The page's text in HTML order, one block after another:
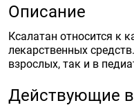
Описание
Ксалатан относится к
лекарственных
взрослых, так и в
Действующие